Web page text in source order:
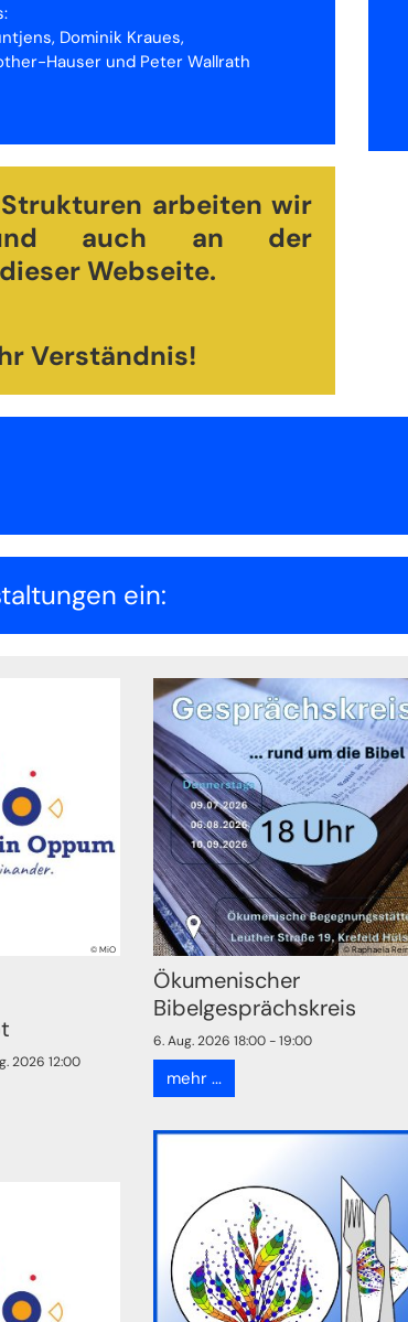
Dominik Kraues,
Hauser und Peter Wallrath
arbeiten wir
auch an der
Webseite.
Verständnis!
ein:
© MiO
2026 12:00
© Raphaela
Ökumenischer
Bibelgesprächskreis
6. Aug. 2026 18:00 - 19:00
mehr ...